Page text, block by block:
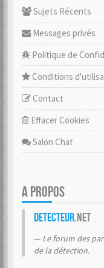
Sujets Récents
Messages privés
Politique de
Conditions
Contact
Effacer Cookies
Salon Chat
A PROPOS
Detecteur.net
Le forum des
de la détection.